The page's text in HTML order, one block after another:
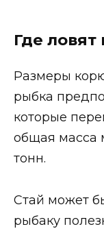
Где
Размеры
рыбка
которые
общая масса
тонн.
Стай может
рыбаку